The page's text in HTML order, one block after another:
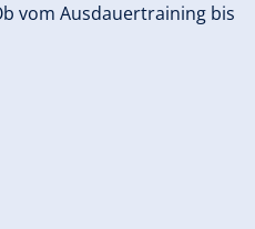
vom Ausdauertraining bis